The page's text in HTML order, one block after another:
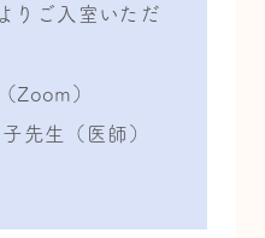
りご入室いただ
Zoom）
先生（医師）